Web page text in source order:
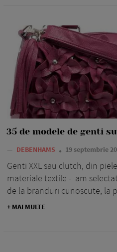
35 de modele de genti
— DEBENHAMS 19 septembrie
Genti XXL sau clutch, din
materiale textile - am
de la branduri cunoscute, la
+ MAI MULTE